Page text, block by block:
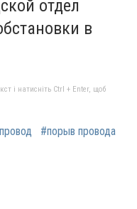
отдел
в
і натисніть Ctrl + Enter, щоб
#порыв провода